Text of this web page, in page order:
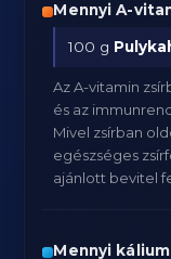
Mennyi A-
100 g
Az A-vitamin
és az
Mivel zsírban
egészséges
ajánlott bevitel
Mennyi